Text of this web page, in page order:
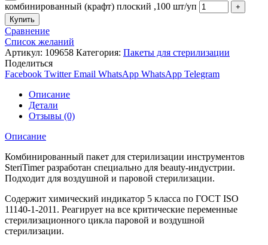
комбинированный (крафт) плоский ,100 шт/уп
Купить
Сравнение
Список желаний
Артикул: 109658 Категория: Пакеты для стерилизации
Поделиться
Facebook Twitter Email WhatsApp WhatsApp Telegram
Описание
Детали
Отзывы (0)
Описание
Комбинированный пакет для стерилизации инструментов
SteriTimer разработан специально для beauty-индустрии.
Подходит для воздушной и паровой стерилизации.
Содержит химический индикатор 5 класса по ГОСТ ISO
11140-1-2011. Реагирует на все критические переменные
стерилизационного цикла паровой и воздушной
стерилизации.